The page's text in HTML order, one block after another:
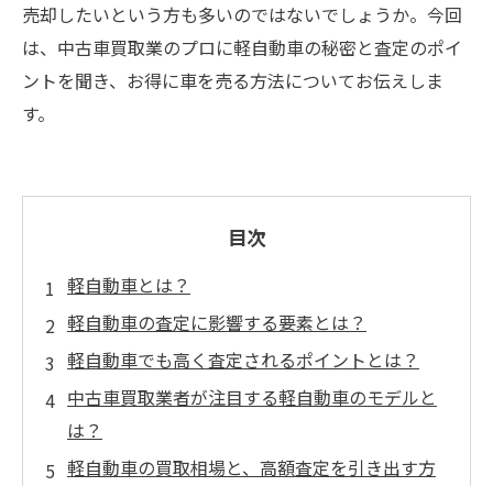
売却したいという方も多いのではないでしょうか。今回
は、中古車買取業のプロに軽自動車の秘密と査定のポイ
ントを聞き、お得に車を売る方法についてお伝えしま
す。
目次
軽自動車とは？
軽自動車の査定に影響する要素とは？
軽自動車でも高く査定されるポイントとは？
中古車買取業者が注目する軽自動車のモデルと
は？
軽自動車の買取相場と、高額査定を引き出す方